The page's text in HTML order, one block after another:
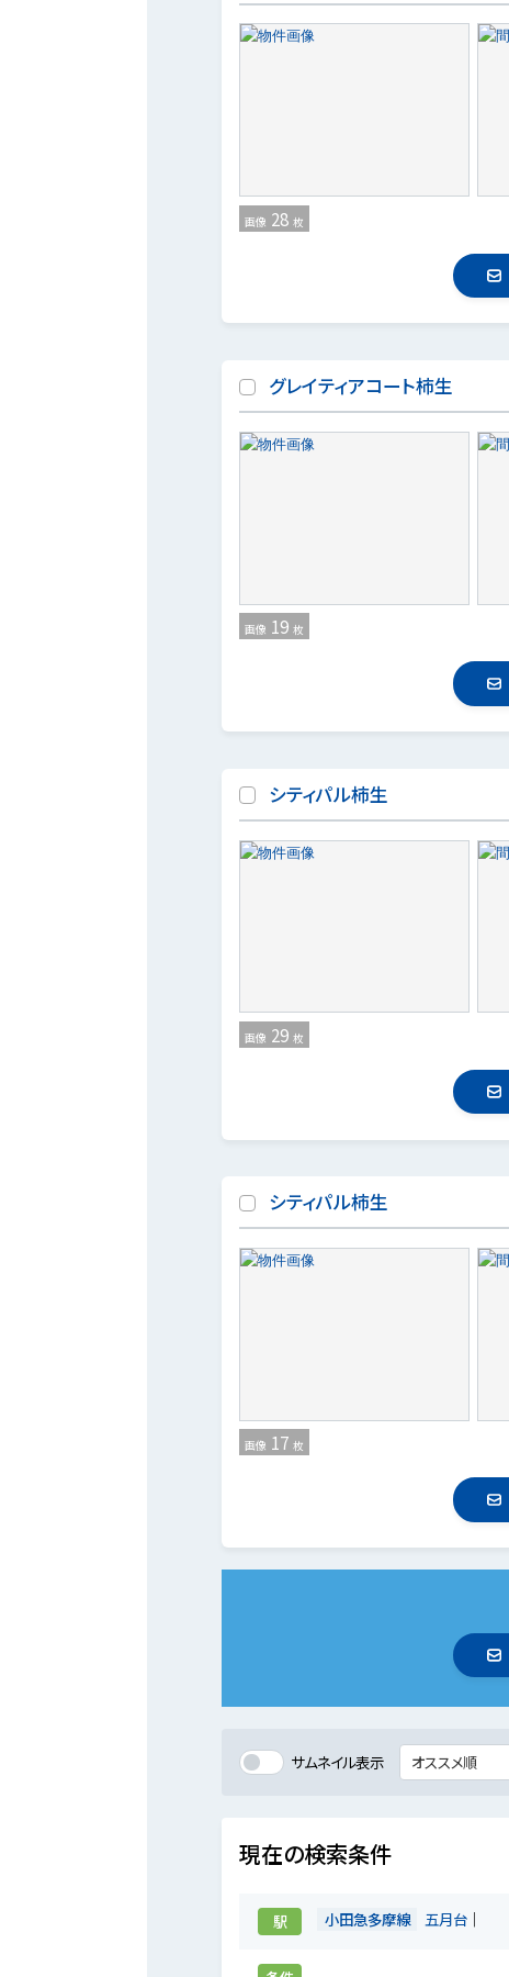
画像 28 枚
グレイティアコート柿生
画像 19 枚
シティパル柿生
画像 29 枚
シティパル柿生
画像 17 枚
サムネイル表示
現在の検索条件
駅 小田急多摩線 五月台